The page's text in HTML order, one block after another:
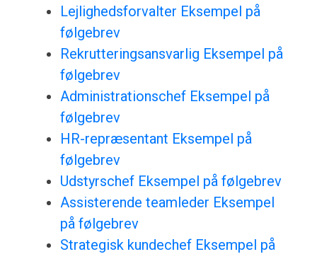
Lejlighedsforvalter Eksempel på
følgebrev
Rekrutteringsansvarlig Eksempel på
følgebrev
Administrationschef Eksempel på
følgebrev
HR-repræsentant Eksempel på
følgebrev
Udstyrschef Eksempel på følgebrev
Assisterende teamleder Eksempel
på følgebrev
Strategisk kundechef Eksempel på